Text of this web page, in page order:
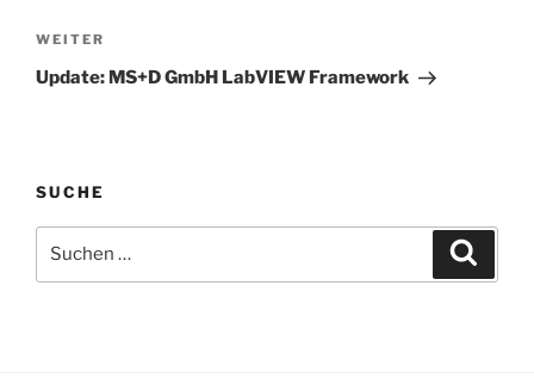
Nächster
Beitrag
WEITER
Update: MS+D GmbH LabVIEW Framework
SUCHE
nach: